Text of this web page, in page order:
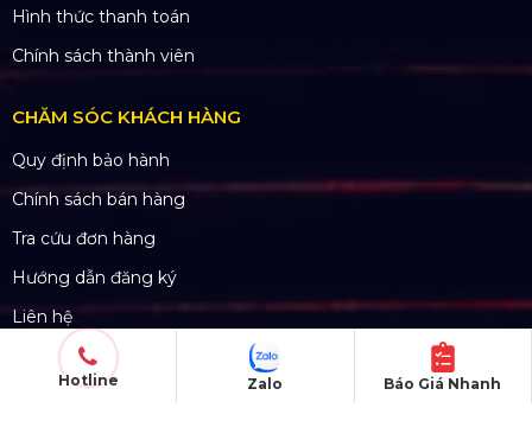
Hình thức thanh toán
Chính sách thành viên
CHĂM SÓC KHÁCH HÀNG
Quy định bảo hành
Chính sách bán hàng
Tra cứu đơn hàng
Hướng dẫn đăng ký
Liên hệ
Hotline Báo Giá Nhanh
Zalo